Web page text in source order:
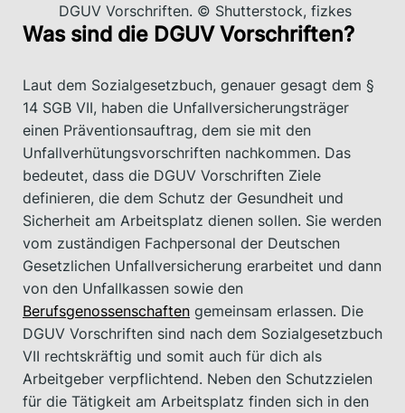
DGUV Vorschriften. © Shutterstock, fizkes
Was sind die DGUV Vorschriften?
Laut dem Sozialgesetzbuch, genauer gesagt dem §
14 SGB VII, haben die Unfallversicherungsträger
einen Präventionsauftrag, dem sie mit den
Unfallverhütungsvorschriften nachkommen. Das
bedeutet, dass die DGUV Vorschriften Ziele
definieren, die dem Schutz der Gesundheit und
Sicherheit am Arbeitsplatz dienen sollen. Sie werden
vom zuständigen Fachpersonal der Deutschen
Gesetzlichen Unfallversicherung erarbeitet und dann
von den Unfallkassen sowie den
Berufsgenossenschaften gemeinsam erlassen. Die
DGUV Vorschriften sind nach dem Sozialgesetzbuch
VII rechtskräftig und somit auch für dich als
Arbeitgeber verpflichtend. Neben den Schutzzielen
für die Tätigkeit am Arbeitsplatz finden sich in den